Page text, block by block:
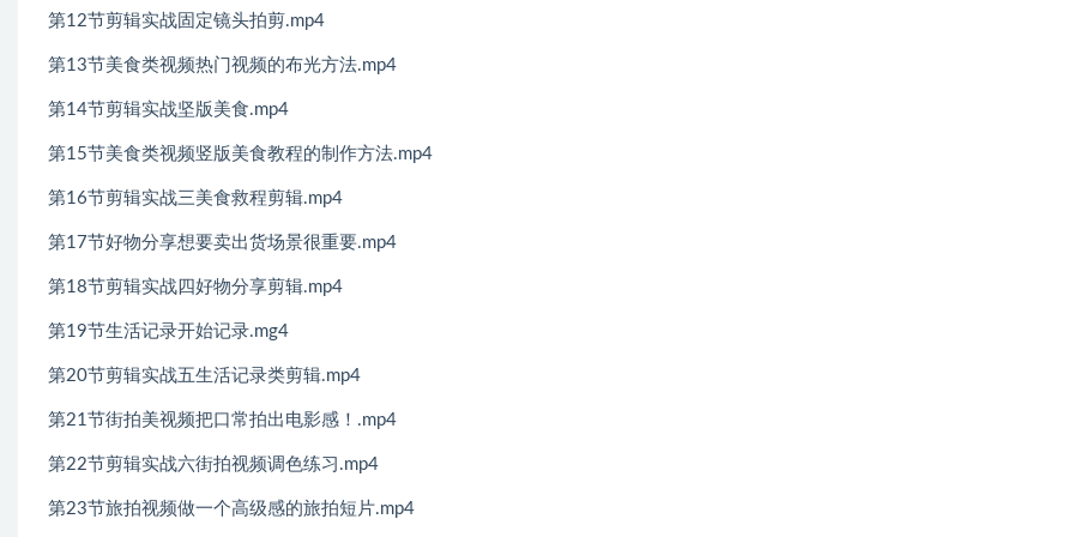
第12节剪辑实战固定镜头拍剪.mp4
第13节美食类视频热门视频的布光方法.mp4
第14节剪辑实战坚版美食.mp4
第15节美食类视频竖版美食教程的制作方法.mp4
第16节剪辑实战三美食救程剪辑.mp4
第17节好物分享想要卖出货场景很重要.mp4
第18节剪辑实战四好物分享剪辑.mp4
第19节生活记录开始记录.mg4
第20节剪辑实战五生活记录类剪辑.mp4
第21节街拍美视频把口常拍出电影感！.mp4
第22节剪辑实战六街拍视频调色练习.mp4
第23节旅拍视频做一个高级感的旅拍短片.mp4